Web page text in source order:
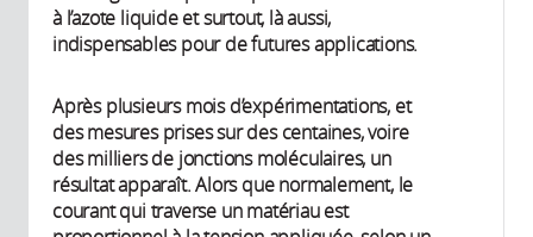
à l’azote liquide et surtout, là aussi,
indispensables pour de futures applications.
Après plusieurs mois d’expérimentations, et
des mesures prises sur des centaines, voire
des milliers de jonctions moléculaires, un
résultat apparaît. Alors que normalement, le
courant qui traverse un matériau est